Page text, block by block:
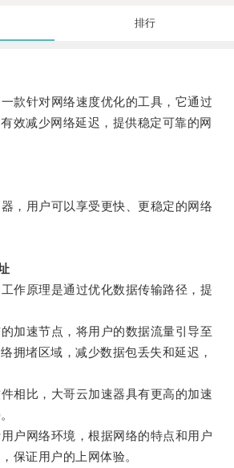
排行
针对网络速度优化的工具，它通过
效减少网络延迟，提供稳定可靠的网
用户可以享受更快、更稳定的网络
原理是通过优化数据传输路径，提
速节点，将用户的数据流量引导至
拥堵区域，减少数据包丢失和延迟，
比，大哥云加速器具有更高的加速
网络环境，根据网络的特点和用户
保证用户的上网体验。